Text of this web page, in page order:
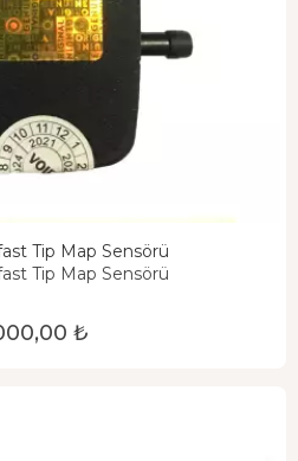
Tip Map Sensörü
Tip Map Sensörü
₺